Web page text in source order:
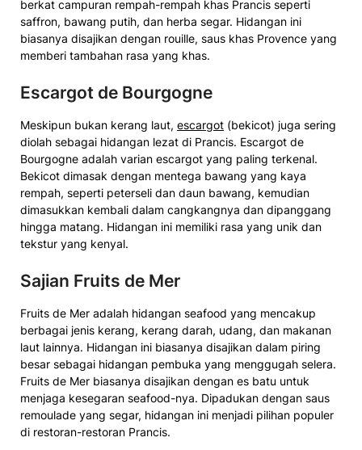
berkat campuran rempah-rempah khas Prancis seperti
saffron, bawang putih, dan herba segar. Hidangan ini
biasanya disajikan dengan rouille, saus khas Provence yang
memberi tambahan rasa yang khas.
Escargot de Bourgogne
Meskipun bukan kerang laut, escargot (bekicot) juga sering
diolah sebagai hidangan lezat di Prancis. Escargot de
Bourgogne adalah varian escargot yang paling terkenal.
Bekicot dimasak dengan mentega bawang yang kaya
rempah, seperti peterseli dan daun bawang, kemudian
dimasukkan kembali dalam cangkangnya dan dipanggang
hingga matang. Hidangan ini memiliki rasa yang unik dan
tekstur yang kenyal.
Sajian Fruits de Mer
Fruits de Mer adalah hidangan seafood yang mencakup
berbagai jenis kerang, kerang darah, udang, dan makanan
laut lainnya. Hidangan ini biasanya disajikan dalam piring
besar sebagai hidangan pembuka yang menggugah selera.
Fruits de Mer biasanya disajikan dengan es batu untuk
menjaga kesegaran seafood-nya. Dipadukan dengan saus
remoulade yang segar, hidangan ini menjadi pilihan populer
di restoran-restoran Prancis.